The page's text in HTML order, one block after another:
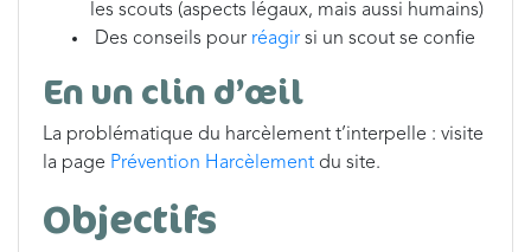
les scouts (aspects légaux, mais aussi humains)
Des conseils pour réagir si un scout se confie
En un clin d’œil
La problématique du harcèlement t’interpelle : visite
la page Prévention Harcèlement du site.
Objectifs